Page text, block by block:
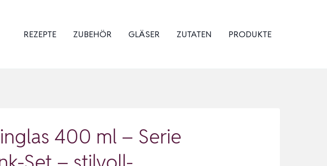
REZEPTE ZUBEHÖR GLÄSER ZUTATEN PRODUKTE
400 ml – Serie